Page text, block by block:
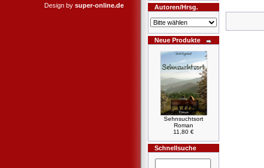
Design by super-online.de Autoren/Hrsg.
Neue Produkte
Sehnsuchtsort
Roman
11,80 €
Schnellsuche